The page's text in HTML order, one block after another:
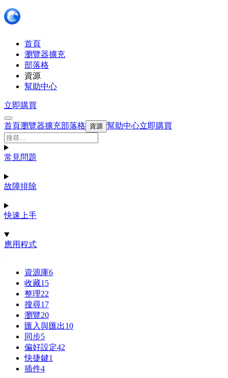
首頁
瀏覽器擴充
部落格
資源
幫助中心
立即購買
首頁瀏覽器擴充部落格 資源 幫助中心立即購買
常見問題
故障排除
快速上手
應用程式
資源庫6
收藏15
整理22
搜尋17
瀏覽20
匯入與匯出10
同步5
偏好設定42
快捷鍵1
插件4